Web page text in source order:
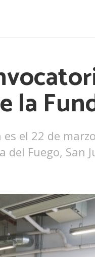
la
el 22 de
del Fuego, San